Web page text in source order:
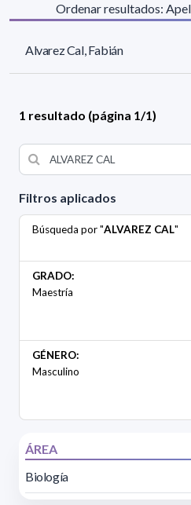
Filtros aplicados
Búsqueda por "ALVAREZ CAL"
GRADO:
Maestría
GÉNERO:
Masculino
ÁREA
Biología
Ordenar resultados:
Alvarez Cal, Fabián
1 resultado (página 1/1)